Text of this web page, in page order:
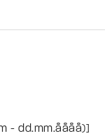
- dd.mm.åååå)]